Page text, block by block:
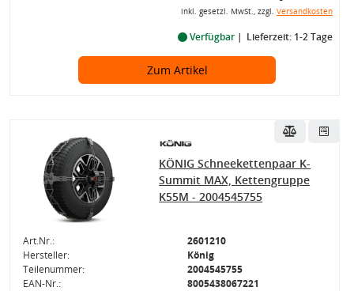
inkl. gesetzl. MwSt., zzgl. Versandkosten
Verfügbar Lieferzeit: 1-2 Tage
Zum Artikel
KÖNIG Schneekettenpaar K-
Summit MAX, Kettengruppe
K55M - 2004545755
Art.Nr.:
2601210
Hersteller:
König
Teilenummer:
2004545755
EAN-Nr.:
8005438067221